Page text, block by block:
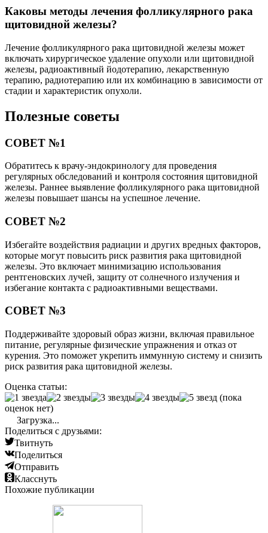
Каковы методы лечения фолликулярного рака
щитовидной железы?
Лечение фолликулярного рака щитовидной железы может
включать хирургическое удаление опухоли или щитовидной
железы, радиоактивный йодотерапию, лекарственную
терапию, радиотерапию или их комбинацию в зависимости от
стадии и характеристик опухоли.
Полезные советы
СОВЕТ №1
Обратитесь к врачу-эндокринологу для проведения
регулярных обследований и контроля состояния щитовидной
железы. Раннее выявление фолликулярного рака щитовидной
железы повышает шансы на успешное лечение.
СОВЕТ №2
Избегайте воздействия радиации и других вредных факторов,
которые могут повысить риск развития рака щитовидной
железы. Это включает минимизацию использования
рентгеновских лучей, защиту от солнечного излучения и
избегание контакта с радиоактивными веществами.
СОВЕТ №3
Поддерживайте здоровый образ жизни, включая правильное
питание, регулярные физические упражнения и отказ от
курения. Это поможет укрепить иммунную систему и снизить
риск развития рака щитовидной железы.
Оценка статьи:
(пока
оценок нет)
Загрузка...
Поделиться с друзьями:
Твитнуть
Поделиться
Отправить
Класснуть
Похожие публикации